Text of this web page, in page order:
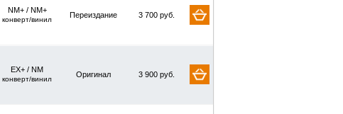
NM+ / NM+
конверт/винил
Переиздание 3 700 руб.
EX+ / NM
конверт/винил
Оригинал 3 900 руб.